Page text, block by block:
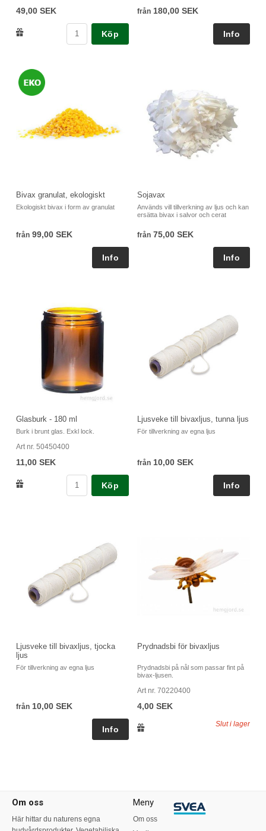
49,00 SEK
Köp
från 180,00 SEK
Bivax granulat, ekologiskt
Ekologiskt bivax i form av granulat
från 99,00 SEK
Sojavax
Används vill tillverkning av ljus och kan
ersätta bivax i salvor och cerat
från 75,00 SEK
Glasburk - 180 ml
Burk i brunt glas. Exkl lock.
Art nr. 50450400
11,00 SEK
Köp
Ljusveke till bivaxljus, tunna ljus
För tillverkning av egna ljus
från 10,00 SEK
Ljusveke till bivaxljus, tjocka
ljus
För tillverkning av egna ljus
från 10,00 SEK
Prydnadsbi för bivaxljus
Prydnadsbi på nål som passar fint på
bivax-ljusen.
Art nr. 70220400
4,00 SEK
Slut i lager
Om oss
Här hittar du naturens egna
Meny
Om oss